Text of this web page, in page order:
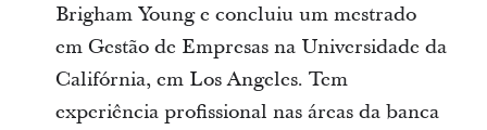
Brigham Young e concluiu um mestrado
em Gestão de Empresas na Universidade da
Califórnia, em Los Angeles. Tem
experiência profissional nas áreas da banca